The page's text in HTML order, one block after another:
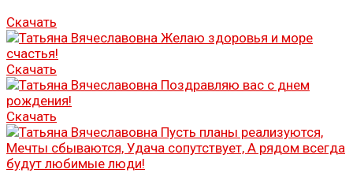
Скачать
Скачать
Скачать